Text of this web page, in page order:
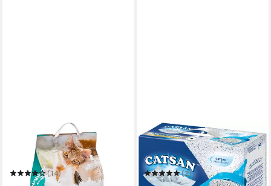
DEHNER
Katzenstreu Lieblinge
Klumpstreu Klassik, 100%
Naturton, 20 l
(14)
CATSAN
Katzenstreu Active Fresh
Klumpstreu 8l
(2)